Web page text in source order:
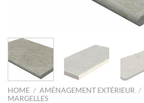
HOME / AMÉNAGEMENT EXTÉRIEUR /
MARGELLES